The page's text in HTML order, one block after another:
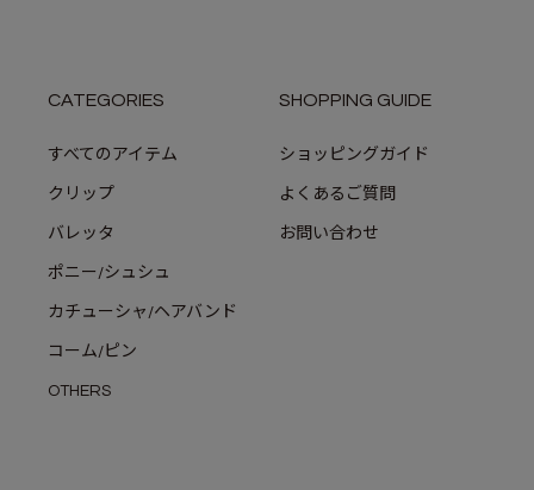
CATEGORIES
すべてのアイテム
クリップ
バレッタ
ポニー/シュシュ
カチューシャ/ヘアバンド
コーム/ピン
OTHERS
SHOPPING GUIDE
ショッピングガイド
よくあるご質問
お問い合わせ